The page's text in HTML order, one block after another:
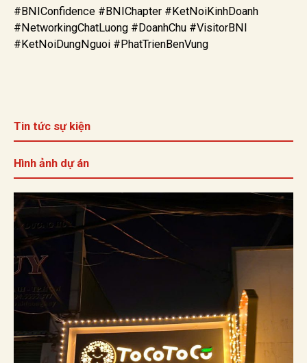
#BNIConfidence #BNIChapter #KetNoiKinhDoanh
#NetworkingChatLuong #DoanhChu #VisitorBNI
#KetNoiDungNguoi #PhatTrienBenVung
Tin tức sự kiện
Hình ảnh dự án